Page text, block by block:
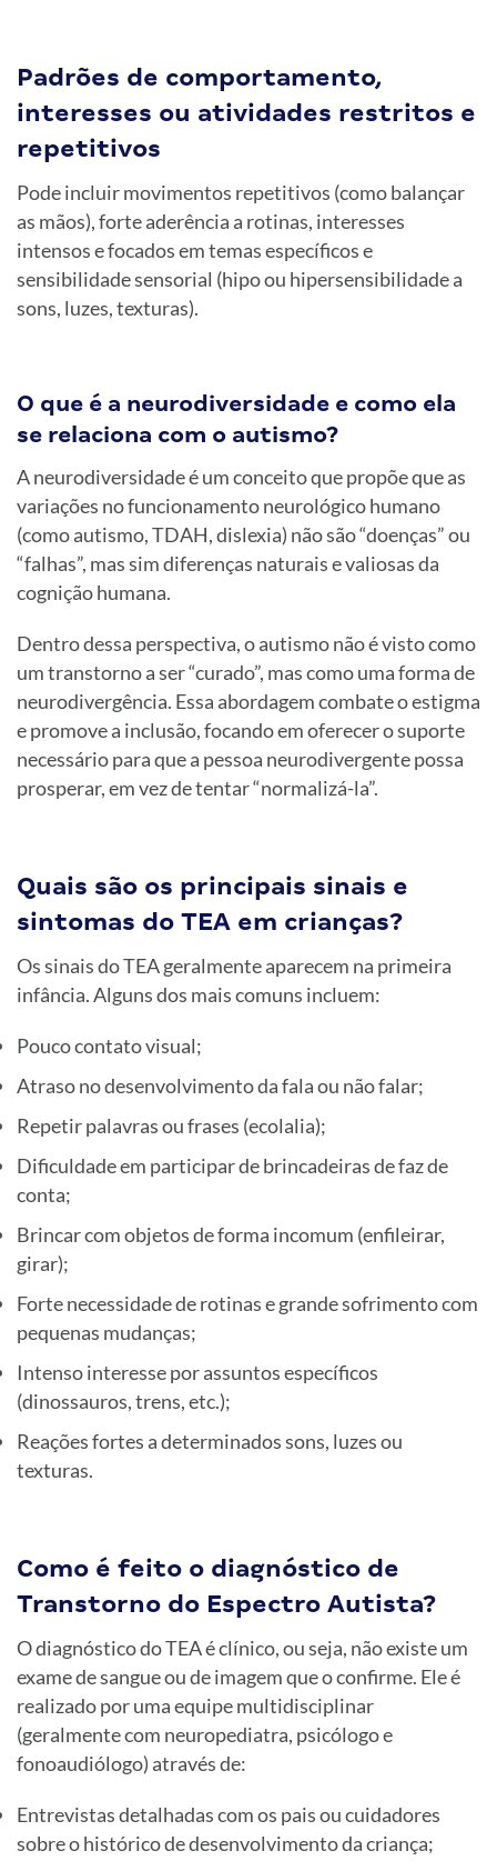
Padrões de comportamento,
interesses ou atividades restritos e
repetitivos
Pode incluir movimentos repetitivos (como balançar
as mãos), forte aderência a rotinas, interesses
intensos e focados em temas específicos e
sensibilidade sensorial (hipo ou hipersensibilidade a
sons, luzes, texturas).
O que é a neurodiversidade e como ela
se relaciona com o autismo?
A neurodiversidade é um conceito que propõe que as
variações no funcionamento neurológico humano
(como autismo, TDAH, dislexia) não são “doenças” ou
“falhas”, mas sim diferenças naturais e valiosas da
cognição humana.
Dentro dessa perspectiva, o autismo não é visto como
um transtorno a ser “curado”, mas como uma forma de
neurodivergência. Essa abordagem combate o estigma
e promove a inclusão, focando em oferecer o suporte
necessário para que a pessoa neurodivergente possa
prosperar, em vez de tentar “normalizá-la”.
Quais são os principais sinais e
sintomas do TEA em crianças?
Os sinais do TEA geralmente aparecem na primeira
infância. Alguns dos mais comuns incluem:
Pouco contato visual;
Atraso no desenvolvimento da fala ou não falar;
Repetir palavras ou frases (ecolalia);
Dificuldade em participar de brincadeiras de faz de
conta;
Brincar com objetos de forma incomum (enfileirar,
girar);
Forte necessidade de rotinas e grande sofrimento com
pequenas mudanças;
Intenso interesse por assuntos específicos
(dinossauros, trens, etc.);
Reações fortes a determinados sons, luzes ou
texturas.
Como é feito o diagnóstico de
Transtorno do Espectro Autista?
O diagnóstico do TEA é clínico, ou seja, não existe um
exame de sangue ou de imagem que o confirme. Ele é
realizado por uma equipe multidisciplinar
(geralmente com neuropediatra, psicólogo e
fonoaudiólogo) através de:
Entrevistas detalhadas com os pais ou cuidadores
sobre o histórico de desenvolvimento da criança;